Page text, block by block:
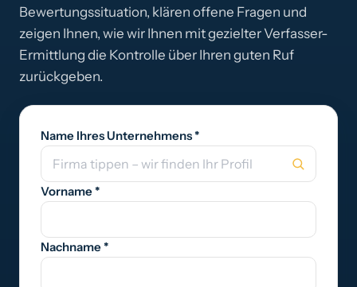
Bewertungssituation, klären offene Fragen und
zeigen Ihnen, wie wir Ihnen mit gezielter Verfasser-
Ermittlung die Kontrolle über Ihren guten Ruf
zurückgeben.
Name Ihres Unternehmens *
Vorname *
Nachname *